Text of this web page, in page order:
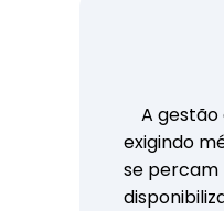
A gestão
exigindo
se percam